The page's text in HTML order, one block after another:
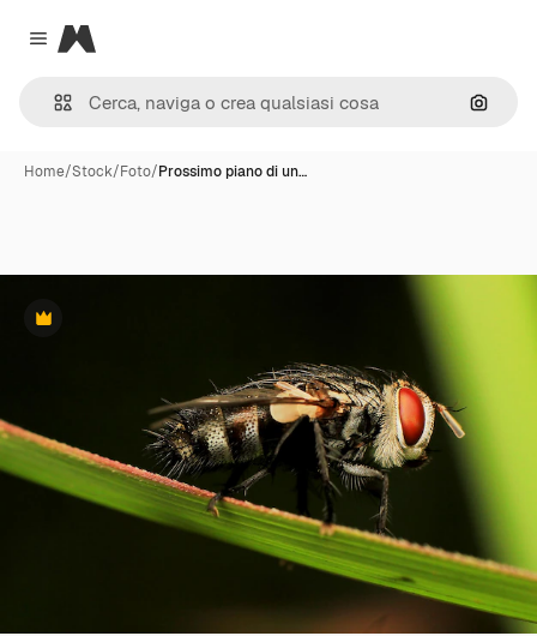
Close menu
Magnific
Cerca
Home/Stock/Foto/Prossimo piano di un…
Premium